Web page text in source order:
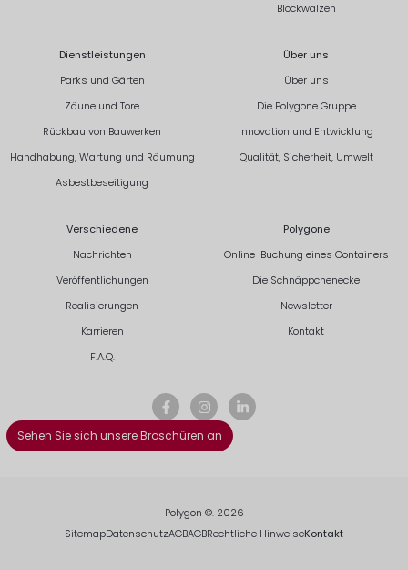
Blockwalzen
Dienstleistungen
Parks und Gärten
Zäune und Tore
Rückbau von Bauwerken
Handhabung, Wartung und Räumung
Asbestbeseitigung
Über uns
Über uns
Die Polygone Gruppe
Innovation und Entwicklung
Qualität, Sicherheit, Umwelt
Verschiedene
Nachrichten
Veröffentlichungen
Realisierungen
Karrieren
F.A.Q.
Polygone
Online-Buchung eines Containers
Die Schnäppchenecke
Newsletter
Kontakt
Sehen Sie sich unsere Broschüren an
Polygon ©. 2026
SitemapDatenschutzAGBAGBRechtliche HinweiseKontakt